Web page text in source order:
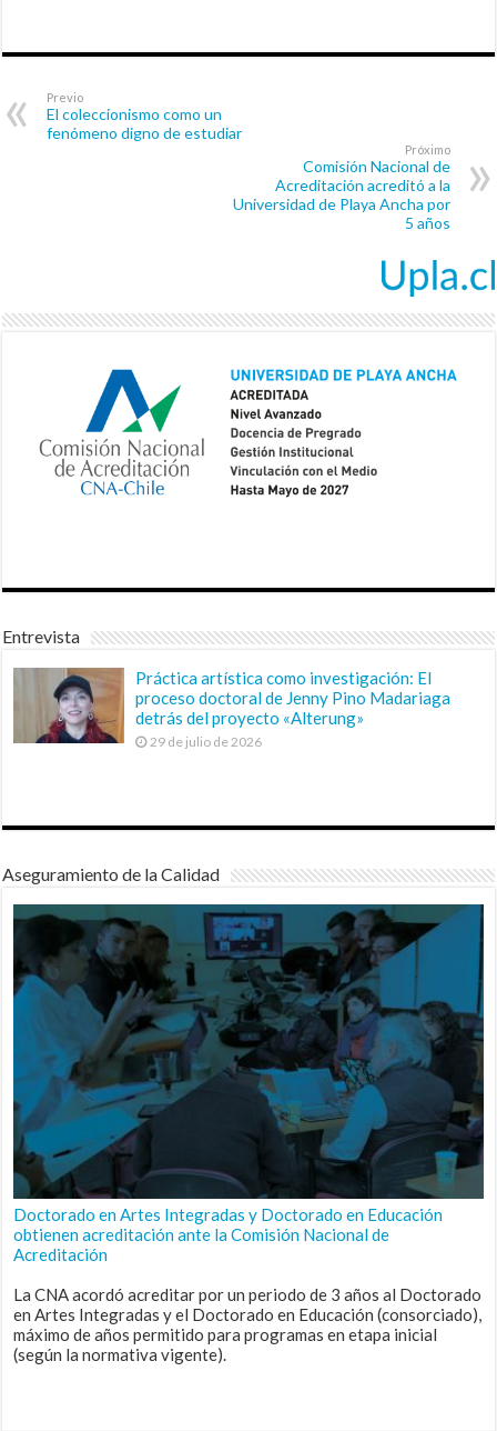
Previo
El coleccionismo como un
fenómeno digno de estudiar
Próximo
Comisión Nacional de
Acreditación acreditó a la
Universidad de Playa Ancha por
5 años
Entrevista
Práctica artística como investigación: El
proceso doctoral de Jenny Pino Madariaga
detrás del proyecto «Alterung»
29 de julio de 2026
Aseguramiento de la Calidad
Doctorado en Artes Integradas y Doctorado en Educación
obtienen acreditación ante la Comisión Nacional de
Acreditación
La CNA acordó acreditar por un periodo de 3 años al Doctorado
en Artes Integradas y el Doctorado en Educación (consorciado),
máximo de años permitido para programas en etapa inicial
(según la normativa vigente).